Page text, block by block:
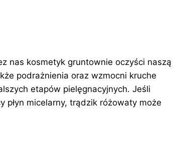
nas kosmetyk gruntownie oczyści naszą
podrażnienia oraz wzmocni kruche
etapów pielęgnacyjnych. Jeśli
płyn micelarny, trądzik różowaty może